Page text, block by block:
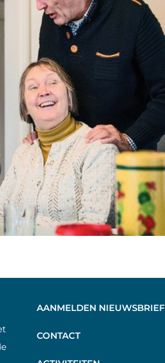
AANMELDEN NIEUWSBRIEF
CONTACT